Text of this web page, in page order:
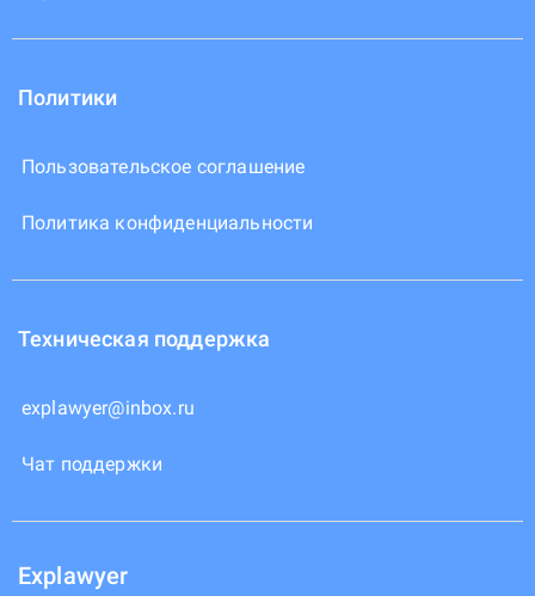
Политики
Пользовательское соглашение
Политика конфиденциальности
Техническая поддержка
explawyer@inbox.ru
Чат поддержки
Explawyer